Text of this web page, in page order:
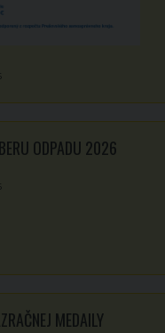
ODPADU 2026
MEDAILY